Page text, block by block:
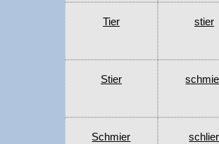
Tier stier
Stier
Schmier schlier